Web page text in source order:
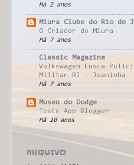
Há 2 anos
Miura Clube do Rio de
O Criador do Miura
Há 7 anos
Classic Magazine
Volkswagen Fusca
Militar RJ - Joaninha
Há 7 anos
Museu do Dodge
Teste App Blogger
Há 10 anos
ARQUIVO